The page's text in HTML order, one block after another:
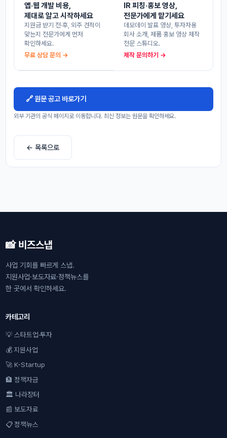
앱·웹 개발 비용,
제대로 알고 시작하세요
지원금 받기 전·후, 외주 견적이
맞는지 전문가에게 먼저
확인하세요.
무료 상담 문의 →
IR 피칭·홍보 영상,
전문가에게 맡기세요
데모데이 발표 영상, 투자자용
회사 소개, 제품 홍보 영상 제작
전문 스튜디오.
제작 문의하기 →
🔗 원문 공고 바로가기
외부 기관의 공식 페이지로 이동합니다. 최신 정보는 원문을 확인하세요.
← 목록으로
📸 비즈스냅
사업 기회를 빠르게 스냅.
지원사업·보도자료·정책뉴스를
한 곳에서 확인하세요.
카테고리
💡 스타트업·투자
💰 지원사업
🚀 K-Startup
🏦 정책자금
🏛 나라장터
📰 보도자료
📋 정책뉴스